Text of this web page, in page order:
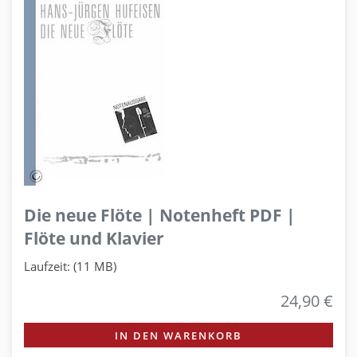
Die neue Flöte | Notenheft PDF |
Flöte und Klavier
Laufzeit: (11 MB)
24,90 €
IN DEN WARENKORB